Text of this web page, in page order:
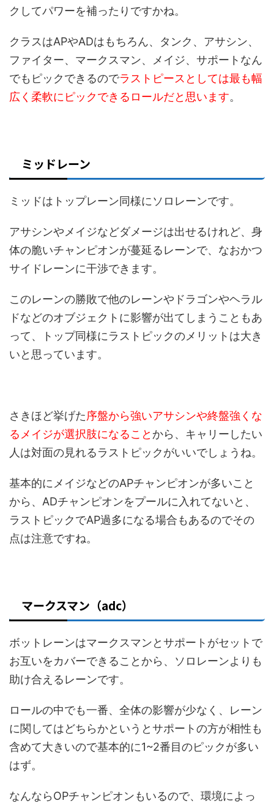
クしてパワーを補ったりですかね。
クラスはAPやADはもちろん、タンク、アサシン、
ファイター、マークスマン、メイジ、サポートなん
でもピックできるのでラストピースとしては最も幅
広く柔軟にピックできるロールだと思います。
ミッドレーン
ミッドはトップレーン同様にソロレーンです。
アサシンやメイジなどダメージは出せるけれど、身
体の脆いチャンピオンが蔓延るレーンで、なおかつ
サイドレーンに干渉できます。
このレーンの勝敗で他のレーンやドラゴンやヘラル
ドなどのオブジェクトに影響が出てしまうこともあ
って、トップ同様にラストピックのメリットは大き
いと思っています。
さきほど挙げた序盤から強いアサシンや終盤強くな
るメイジが選択肢になること から、キャリーしたい
人は対面の見れるラストピックがいいでしょうね。
基本的にメイジなどのAPチャンピオンが多いこと
から、ADチャンピオンをプールに入れてないと、
ラストピックでAP過多になる場合もあるのでその
点は注意ですね。
マークスマン（adc）
ボットレーンはマークスマンとサポートがセットで
お互いをカバーできることから、ソロレーンよりも
助け合えるレーンです。
ロールの中でも一番、全体の影響が少なく、レーン
に関してはどちらかというとサポートの方が相性も
含めて大きいので基本的に1~2番目のピックが多い
はず。
なんならOPチャンピオンもいるので、環境によっ